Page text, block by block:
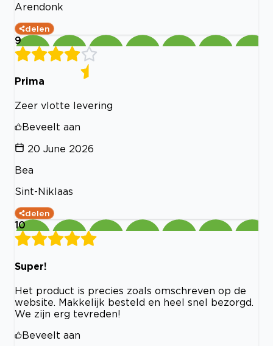
Arendonk
delen
9
Prima
Zeer vlotte levering
Beveelt aan
20 June 2026
Bea
Sint-Niklaas
delen
10
Super!
Het product is precies zoals omschreven op de
website. Makkelijk besteld en heel snel bezorgd.
We zijn erg tevreden!
Beveelt aan